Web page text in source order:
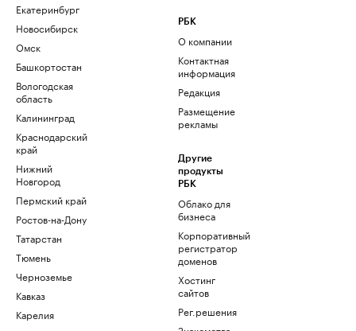
Екатеринбург
Новосибирск
Омск
Башкортостан
Вологодская
область
Калининград
Краснодарский
край
Нижний
Новгород
Пермский край
Ростов-на-Дону
Татарстан
Тюмень
Черноземье
Кавказ
Карелия
РБК
О компании
Контактная
информация
Редакция
Размещение
рекламы
Другие
продукты
РБК
Облако для
бизнеса
Корпоративный
регистратор
доменов
Хостинг
сайтов
Рег.решения